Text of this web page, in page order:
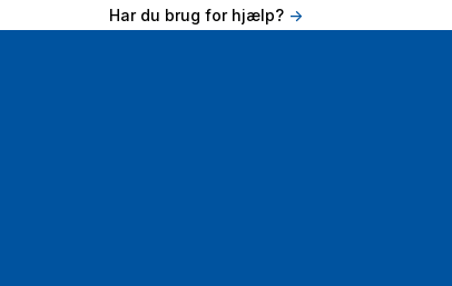
Har du brug for hjælp? ->